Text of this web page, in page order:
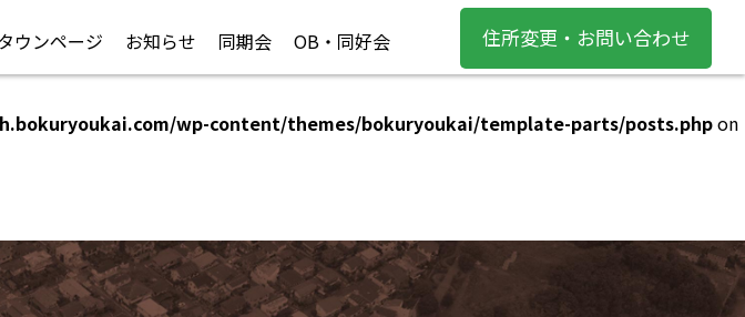
wp-content/themes/bokuryoukai/template-parts/posts.php
wp-content/themes/bokuryoukai/template-parts/posts.phpon
ウンページ お知らせ 同期会 OB・同好会 住所変更・お問い合わせ